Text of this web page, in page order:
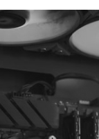
av kameror
erbjuda